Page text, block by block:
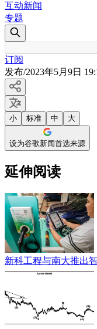
互动新闻
专题
订阅
发布/2023年5月9日
小 标准 中 大
设为谷歌新闻首选来源
延伸阅读
新科工程与南大推出